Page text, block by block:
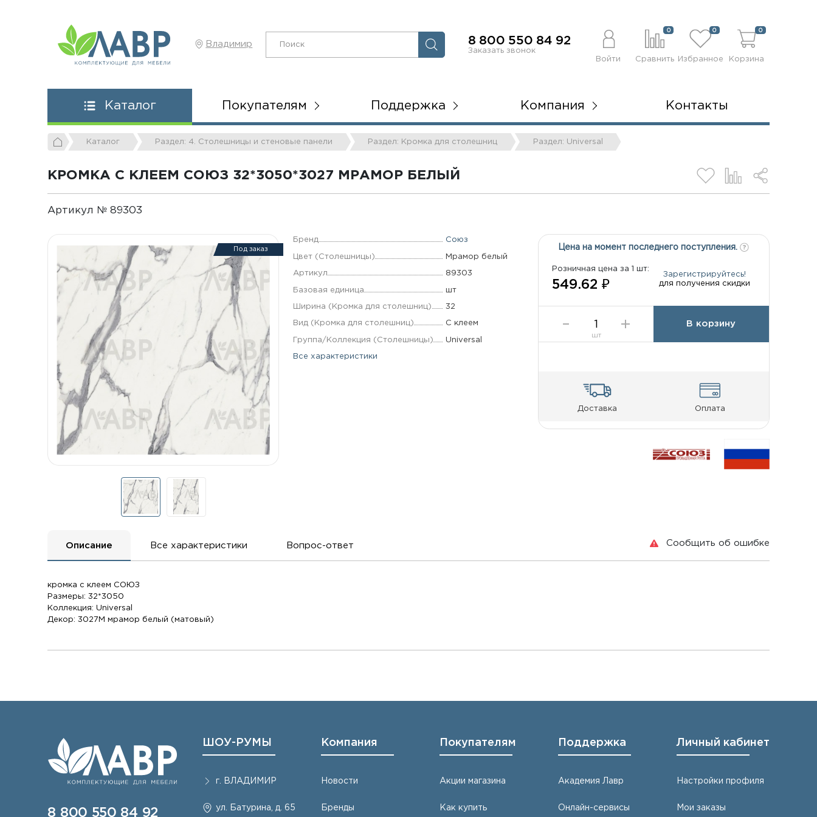
Владимир 8 800 550 84 92
Заказать звонок
Войти
0
Сравнить
0
Избранное
0
Корзина
Каталог Покупателям Поддержка Компания Контакты
Каталог Раздел: 4. Столешницы и стеновые панели Раздел: Кромка для столешниц Раздел: Universal
КРОМКА С КЛЕЕМ СОЮЗ 32*3050*3027 МРАМОР БЕЛЫЙ
Артикул № 89303
Под заказ
Бренд Союз
Цвет (Столешницы) Мрамор белый
Артикул 89303
Базовая единица шт
Ширина (Кромка для столешниц) 32
Вид (Кромка для столешниц) С клеем
Группа/Коллекция (Столешницы) Universal
Все характеристики
Цена на момент последнего поступления.
Розничная цена за 1 шт:
549.62 ₽
Зарегистрируйтесь!
для получения скидки
шт
В корзину
Доставка Оплата
Сообщить об ошибке
Описание Все характеристики Вопрос-ответ
кромка с клеем СОЮЗ
Размеры: 32*3050
Коллекция: Universal
Декор: 3027М мрамор белый (матовый)
8 800 550 84 92
ШОУ-РУМЫ
г. ВЛАДИМИР
ул. Батурина, д. 65
Компания
Новости
Бренды
Покупателям
Акции магазина
Как купить
Поддержка
Академия Лавр
Онлайн-сервисы
Личный кабинет
Настройки профиля
Мои заказы